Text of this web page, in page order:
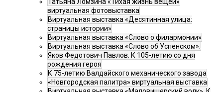
Татьяна Ломзина «Тихая жизнь вещей»
виртуальная фотовыставка
Виртуальная выставка «Десятинная улица:
страницы истории»
Виртуальная выставка «Слово о филармонии»
Виртуальная выставка «Слово об Успенском».
Яков Федотович Павлов. К 105-летию со дня
рождения героя
К 75-летию Валдайского механического завода
«Новгородская палитра» виртуальная выставка